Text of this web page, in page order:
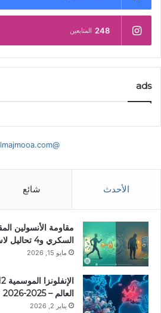
248 المتابعين
ads
@almajmooa.com
الأحدث شائع
مقاومة الأنسولين
السكري و4 تحاليل لاستكشافه
مايو 15, 2026
العالم – 2025-2026
يناير 2, 2026